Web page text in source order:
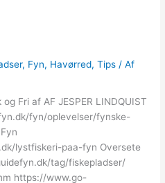
, Fyn, Havørred,Tips / Af
Fri af AF JESPER LINDQUIST
fyn/oplevelser/fynske-
lystfiskeri-paa-fyn Oversete
tag/fiskepladser/
https://www.go-